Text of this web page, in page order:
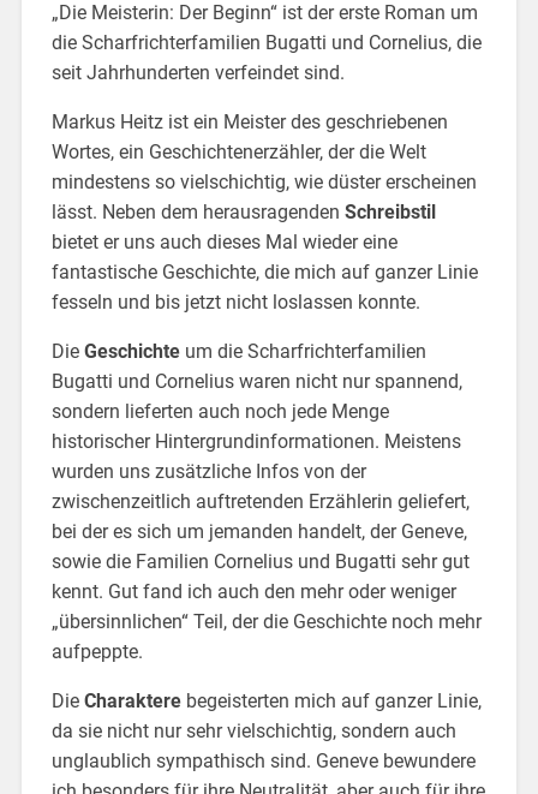
„Die Meisterin: Der Beginn“ ist der erste Roman um
die Scharfrichterfamilien Bugatti und Cornelius, die
seit Jahrhunderten verfeindet sind.
Markus Heitz ist ein Meister des geschriebenen
Wortes, ein Geschichtenerzähler, der die Welt
mindestens so vielschichtig, wie düster erscheinen
lässt. Neben dem herausragenden Schreibstil
bietet er uns auch dieses Mal wieder eine
fantastische Geschichte, die mich auf ganzer Linie
fesseln und bis jetzt nicht loslassen konnte.
Die Geschichteum die Scharfrichterfamilien
Bugatti und Cornelius waren nicht nur spannend,
sondern lieferten auch noch jede Menge
historischer Hintergrundinformationen. Meistens
wurden uns zusätzliche Infos von der
zwischenzeitlich auftretenden Erzählerin geliefert,
bei der es sich um jemanden handelt, der Geneve,
sowie die Familien Cornelius und Bugatti sehr gut
kennt. Gut fand ich auch den mehr oder weniger
„übersinnlichen“ Teil, der die Geschichte noch mehr
aufpeppte.
Die Charakterebegeisterten mich auf ganzer Linie,
da sie nicht nur sehr vielschichtig, sondern auch
unglaublich sympathisch sind. Geneve bewundere